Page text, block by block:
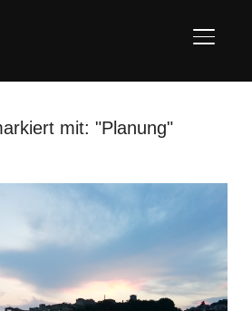
mit: "Planung"